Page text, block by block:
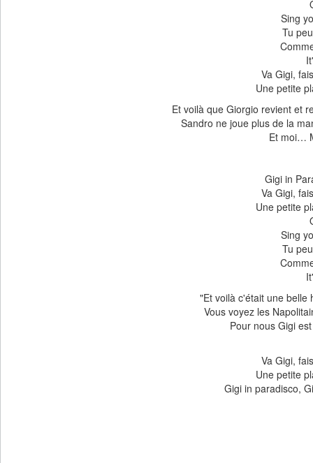
Sing
Tu
Va Gigi,
Une petite
Et voilà que Giorgio revient et
Sandro ne joue plus de la
Et moi…
Gigi in
Va Gigi,
Une petite
Sing
Tu
"Et voilà c'était une belle
Vous voyez les
Pour nous Gigi
Va Gigi,
Une petite
Gigi in paradisco,